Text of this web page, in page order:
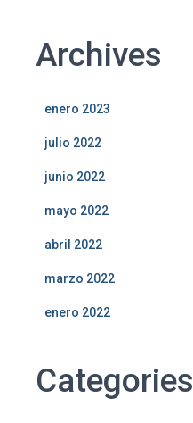
Archives
enero 2023
julio 2022
junio 2022
mayo 2022
abril 2022
marzo 2022
enero 2022
Categories